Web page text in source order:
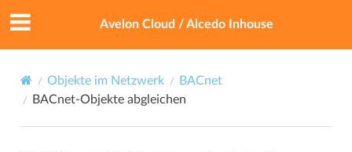
Avelon Cloud / Alcedo Inhouse
Objekte im Netzwerk
BACnet
BACnet-Objekte abgleichen